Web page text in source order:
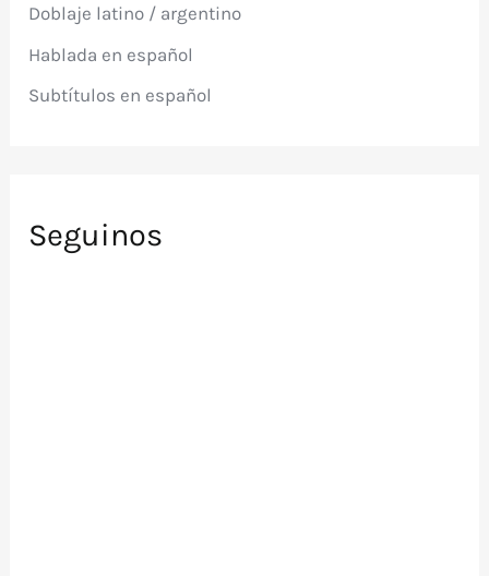
o
:
Doblaje latino / argentino
Hablada en español
Subtítulos en español
Seguinos